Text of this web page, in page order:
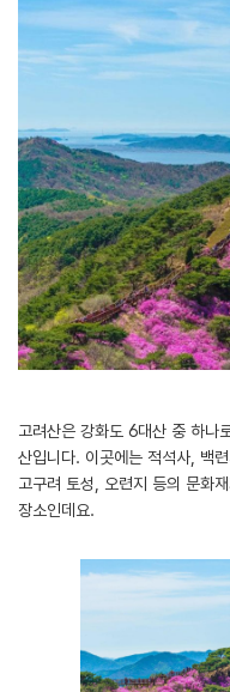
고려산은 강화도 6대산 중 하나
산입니다. 이곳에는 적석사, 백
고구려 토성, 오련지 등의 문화
장소인데요.